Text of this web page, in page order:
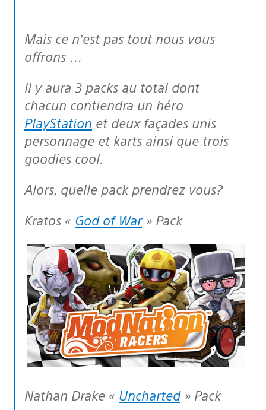
Mais ce n’est pas tout nous vous
offrons …
Il y aura 3 packs au total dont
chacun contiendra un héro
PlayStation et deux façades unis
personnage et karts ainsi que trois
goodies cool.
Alors, quelle pack prendrez vous?
Kratos « God of War» Pack
Nathan Drake « Uncharted» Pack